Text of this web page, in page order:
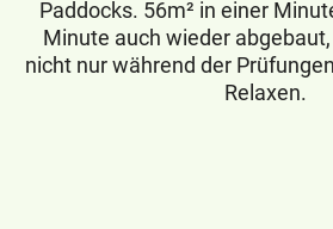
Paddocks. 56m² in einer
Minute auch wieder
nicht nur während der
Relaxen.